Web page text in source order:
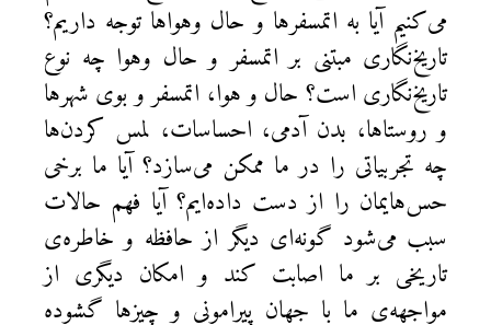
می‌کنيم آيا به اتمسفرها و حال وهواها توجه داريم؟
تاريخ‌نگاری مبتنی بر اتمسفر و حال وهوا چه نوع
تاريخ‌نگاری است؟ حال و هوا، اتمسفر و بوی شهرها
و روستاها، بدن آدمی، احساسات، لمس کردن‌ها
چه تجربياتی را در ما ممکن می‌سازد؟ آيا ما برخی
حس‌هايمان را از دست داده‌ايم؟ آيا فهم حالات
سبب می‌شود گونه‌ای ديگر از حافظه و خاطره‌ی
تاريخی بر ما اصابت کند و امكان ديگری از
مواجهه‌ی ما با جهان پيرامونی و چيزها گشوده